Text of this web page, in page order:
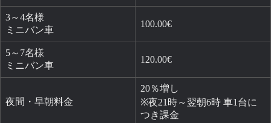
3～4名様
ミニバン車
100.00€
5～7名様
ミニバン車
120.00€
夜間・早朝料金
20％増し
※夜21時～翌朝6時 車1台に
つき課金